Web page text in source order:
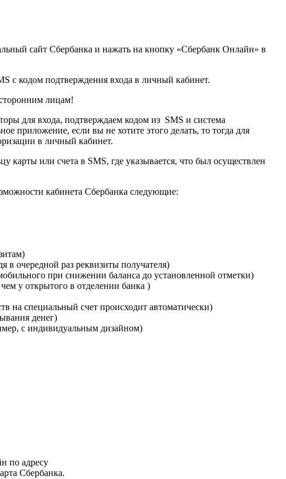
сайт Сбербанка и нажать на кнопку «Сбербанк Онлайн» в
с кодом подтверждения входа в личный кабинет.
лицам!
для входа, подтверждаем кодом из SMS и система
приложение, если вы не хотите этого делать, то тогда для
в личный кабинет.
карты или счета в SMS, где указывается, что был осуществлен
кабинета Сбербанка следующие:
очередной раз реквизиты получателя)
при снижении баланса до установленной отметки)
у открытого в отделении банка )
на специальный счет происходит автоматически)
денег)
с индивидуальным дизайном)
по адресу
Сбербанка.